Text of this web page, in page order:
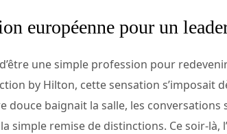
européenne pour un
une simple profession pour
by Hilton, cette sensation s’imposait
baignait la salle, les conversations
simple remise de distinctions. Ce soir-là,